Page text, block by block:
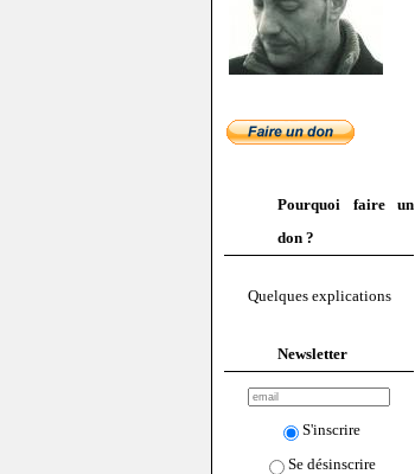
Pourquoi faire un
don ?
Quelques explications
Newsletter
S'inscrire
Se désinscrire